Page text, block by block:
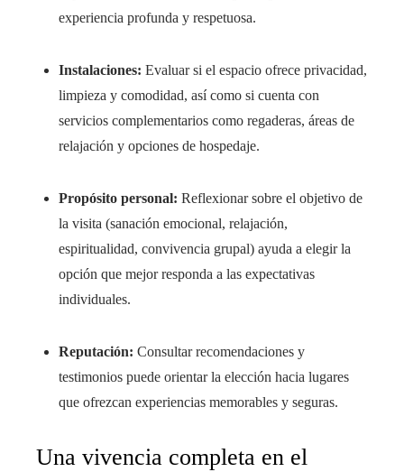
experiencia profunda y respetuosa.
Instalaciones: Evaluar si el espacio ofrece privacidad,
limpieza y comodidad, así como si cuenta con
servicios complementarios como regaderas, áreas de
relajación y opciones de hospedaje.
Propósito personal: Reflexionar sobre el objetivo de
la visita (sanación emocional, relajación,
espiritualidad, convivencia grupal) ayuda a elegir la
opción que mejor responda a las expectativas
individuales.
Reputación: Consultar recomendaciones y
testimonios puede orientar la elección hacia lugares
que ofrezcan experiencias memorables y seguras.
Una vivencia completa en el